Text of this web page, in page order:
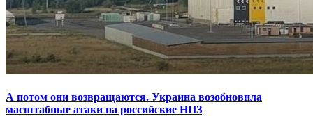
А потом они возвращаются. Украина возобновила
масштабные атаки на российские НПЗ